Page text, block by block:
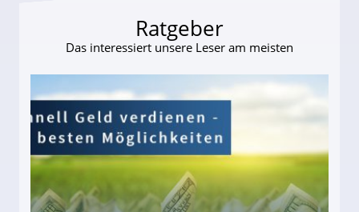
Ratgeber
Das interessiert unsere Leser am meisten